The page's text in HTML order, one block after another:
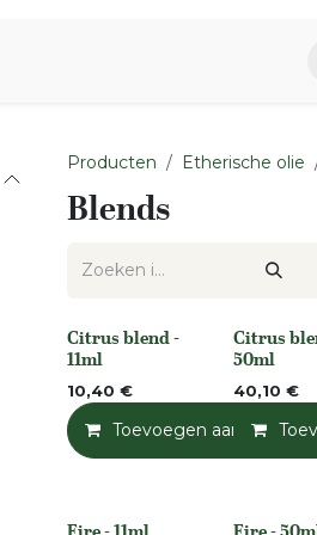
Producten Etherische olie
Blends
None
Citrus blend -
11ml
10,40 €
Toevoegen aan
None
Citrus
50ml
40,10 €